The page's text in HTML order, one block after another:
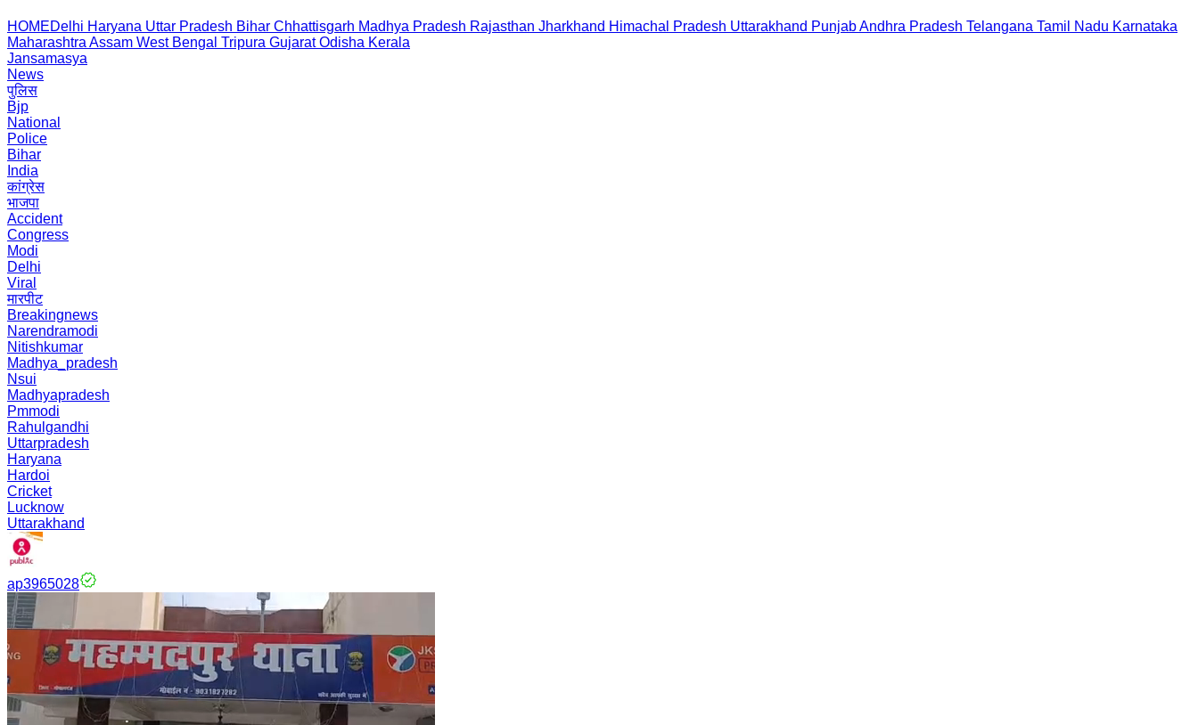
HOMEDelhi Haryana Uttar Pradesh Bihar Chhattisgarh Madhya Pradesh Rajasthan Jharkhand Himachal Pradesh Uttarakhand PunjabAndhra Pradesh Telangana Tamil Nadu Karnataka
Maharashtra Assam West Bengal Tripura Gujarat Odisha Kerala
Jansamasya
News
पुलिस
Bjp
National
Police
Bihar
India
कांग्रेस
भाजपा
Accident
Congress
Modi
Delhi
Viral
मारपीट
Breakingnews
Narendramodi
Nitishkumar
Madhya_pradesh
Nsui
Madhyapradesh
Pmmodi
Rahulgandhi
Uttarpradesh
Haryana
Hardoi
Cricket
Lucknow
Uttarakhand
ap3965028